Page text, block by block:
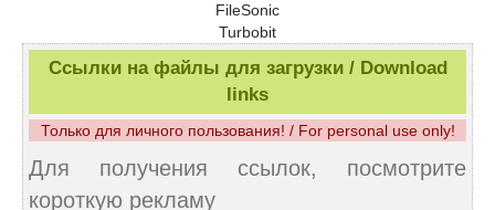
FileSonic
Turbobit
Ссылки на файлы для загрузки / Download
links
Только для личного пользования! / For personal use only!
Для получения ссылок, посмотрите
короткую рекламу